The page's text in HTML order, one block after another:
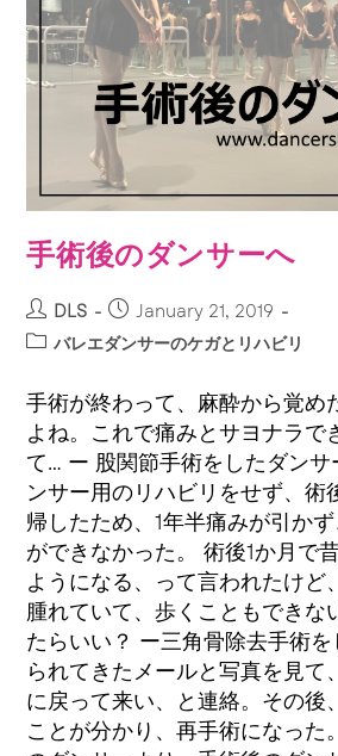
手術後のダンサーへ
DLS
January 21, 2019
バレエダンサーのケガとリハビリ
手術が終わって、麻酔から覚め
よね。これで痛みとサヨナラで
て… ー 股関節手術をしたダン
ンサー用のリハビリをせず、術
帰したため、1年半痛みが引か
ができなかった。 術後1か月で
ようになる、って言われたけど
腫れていて、歩くこともできな
たらいい？ ー三角骨除去手術
られてきたメールと写真を見て
に戻って来い、と連絡。その後
ことが分かり、再手術になっ